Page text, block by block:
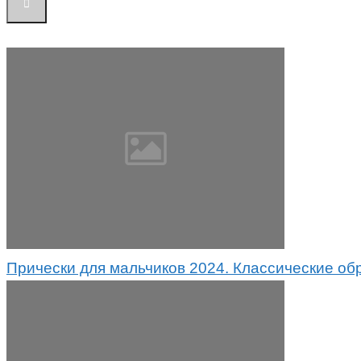
Прически для мальчиков 2024. Классические